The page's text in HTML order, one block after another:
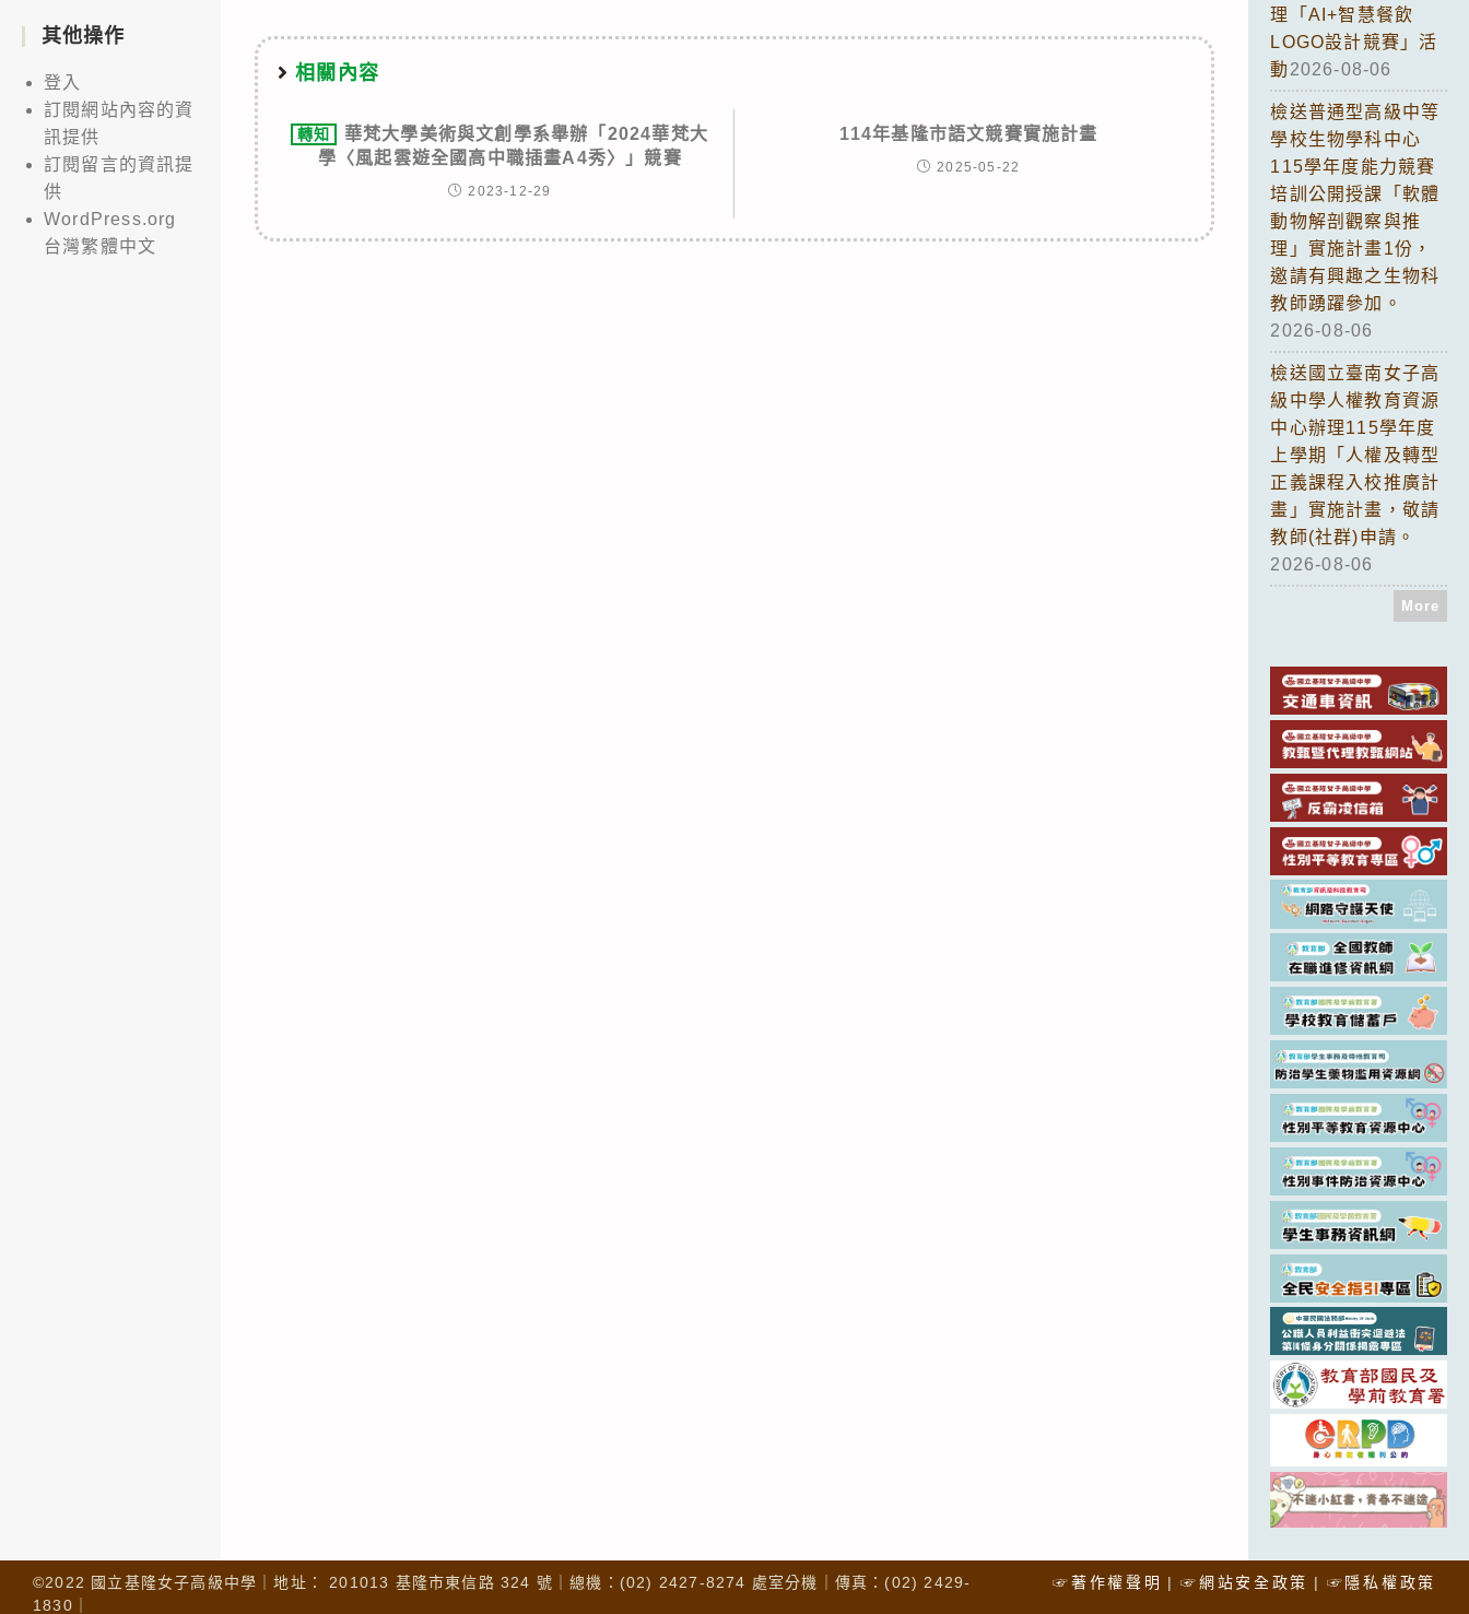
相關內容
轉知
華梵大學美術與文創學系舉辦「2024華梵大
學〈風起雲遊全國高中職插畫A4秀〉」競賽
2023-12-29
114年基隆市語文競賽實施計畫
2025-05-22
其他操作
登入
訂閱網站內容的資
訊提供
訂閱留言的資訊提
供
WordPress.org
台灣繁體中文
理「AI+智慧餐飲
LOGO設計競賽」活
動 2026-08-06
檢送普通型高級中等
學校生物學科中心
115學年度能力競賽
培訓公開授課「軟體
動物解剖觀察與推
理」實施計畫1份，
邀請有興趣之生物科
教師踴躍參加。
2026-08-06
檢送國立臺南女子高
級中學人權教育資源
中心辦理115學年度
上學期「人權及轉型
正義課程入校推廣計
畫」實施計畫，敬請
教師(社群)申請。
2026-08-06
More
☞著作權聲明 ☞網站安全政策 ☞隱私權政策
©2022 國立基隆女子高級中學｜地址： 201013 基隆市東信路 324 號｜總機：(02) 2427-8274 處室分機｜傳真：(02) 2429-
1830｜